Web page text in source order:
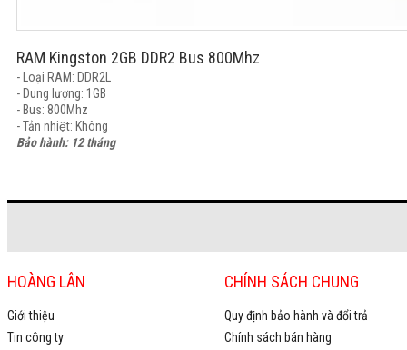
RAM Kingston 2GB DDR2 Bus 800Mhz
- Loại RAM: DDR2L
- Dung lượng: 1GB
- Bus: 800Mhz
- Tản nhiệt: Không
Bảo hành: 12 tháng
HOÀNG LÂN
Giới thiệu
Tin công ty
CHÍNH SÁCH CHUNG
Quy định bảo hành và đổi trả
Chính sách bán hàng